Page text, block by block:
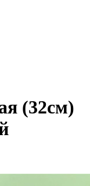
(32см)